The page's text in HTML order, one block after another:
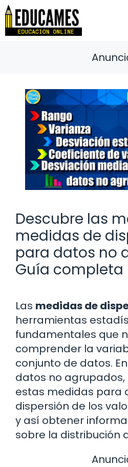
Saltar
contenido
Descubre las
medidas de
para datos no
Guía completa
Las medidas de
herramientas
fundamentales que
comprender la
conjunto de datos.
datos no agrupados,
estas medidas para
dispersión de los
y así obtener
sobre la distribución